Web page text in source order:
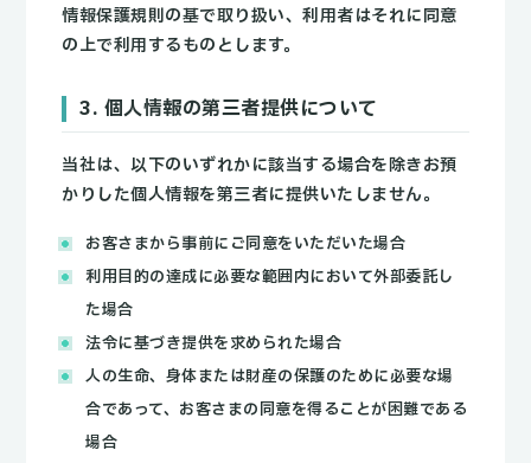
情報保護規則の基で取り扱い、利用者はそれに同意
の上で利用するものとします。
3. 個人情報の第三者提供について
当社は、以下のいずれかに該当する場合を除きお預
かりした個人情報を第三者に提供いたしません。
お客さまから事前にご同意をいただいた場合
利用目的の達成に必要な範囲内において外部委託し
た場合
法令に基づき提供を求められた場合
人の生命、身体または財産の保護のために必要な場
合であって、お客さまの同意を得ることが困難である
場合